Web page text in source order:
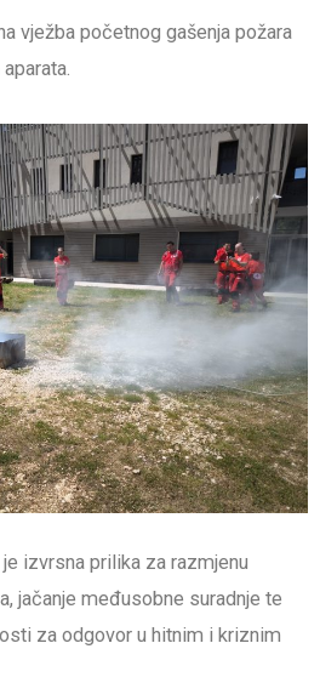
vježba početnog gašenja požara
je izvrsna prilika za razmjenu
jačanje međusobne suradnje te
za odgovor u hitnim i kriznim